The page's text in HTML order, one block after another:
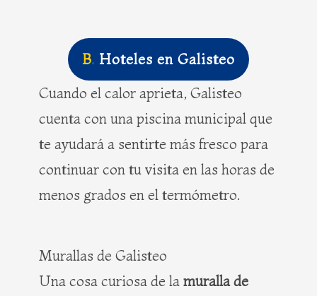
B. Hoteles en Galisteo
Cuando el calor aprieta, Galisteo
cuenta con una piscina municipal que
te ayudará a sentirte más fresco para
continuar con tu visita en las horas de
menos grados en el termómetro.
Murallas de Galisteo
Una cosa curiosa de la muralla de